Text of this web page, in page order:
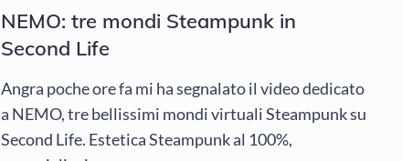
NEMO: tre mondi Steampunk in
Second Life
Angra poche ore fa mi ha segnalato il video dedicato
a NEMO, tre bellissimi mondi virtuali Steampunk su
Second Life. Estetica Steampunk al 100%,